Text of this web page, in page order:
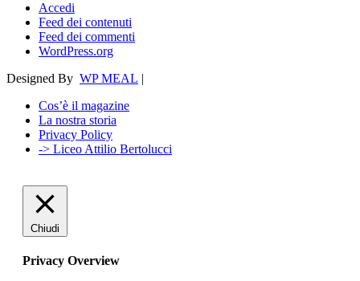
Accedi
Feed dei contenuti
Feed dei commenti
WordPress.org
Designed By WP MEAL |
Cos’è il magazine
La nostra storia
Privacy Policy
-> Liceo Attilio Bertolucci
Chiudi
Privacy Overview